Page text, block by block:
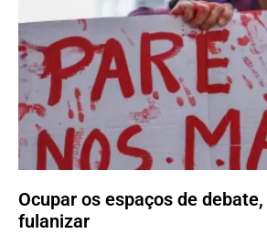
Ocupar os espaços de
fulanizar